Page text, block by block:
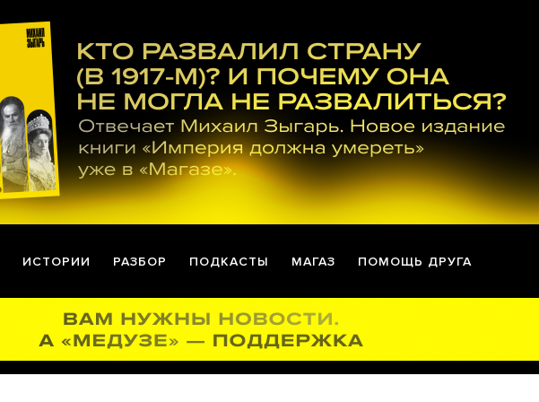
ИСТОРИИ РАЗБОР ПОДКАСТЫ МАГАЗ ПОМОЩЬ ДРУГА